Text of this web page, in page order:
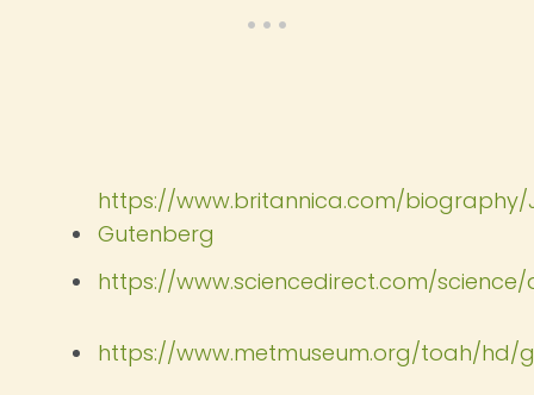
https://www.britannica.com/biography/
Gutenberg
https://www.sciencedirect.com/science/
https://www.metmuseum.org/toah/hd/